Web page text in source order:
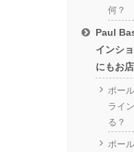
何？
Paul
インシ
にもお
ポー
ライ
る？
ポー